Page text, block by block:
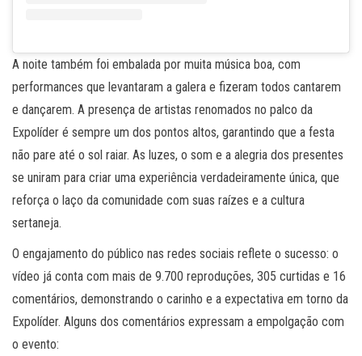
A noite também foi embalada por muita música boa, com
performances que levantaram a galera e fizeram todos cantarem
e dançarem. A presença de artistas renomados no palco da
Expolíder é sempre um dos pontos altos, garantindo que a festa
não pare até o sol raiar. As luzes, o som e a alegria dos presentes
se uniram para criar uma experiência verdadeiramente única, que
reforça o laço da comunidade com suas raízes e a cultura
sertaneja.
O engajamento do público nas redes sociais reflete o sucesso: o
vídeo já conta com mais de 9.700 reproduções, 305 curtidas e 16
comentários, demonstrando o carinho e a expectativa em torno da
Expolíder. Alguns dos comentários expressam a empolgação com
o evento: